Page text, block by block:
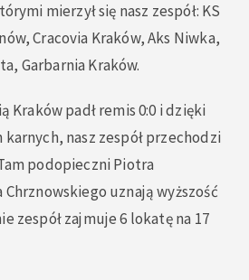
mierzył się nasz zespół: KS
Cracovia Kraków, Aks Niwka,
Garbarnia Kraków.
Kraków padł remis 0:0 i dzięki
nasz zespół przechodzi
podopieczni Piotra
uznają wyższość
zespół zajmuje 6 lokatę na 17